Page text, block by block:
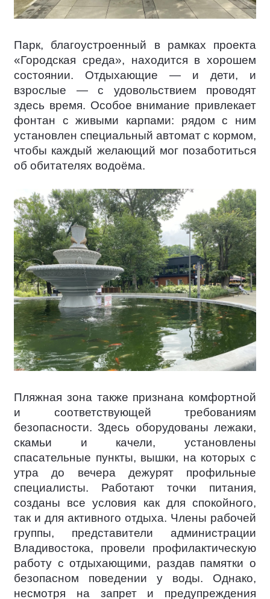
Парк, благоустроенный в рамках проекта
«Городская среда», находится в хорошем
состоянии. Отдыхающие — и дети, и
взрослые — с удовольствием проводят
здесь время. Особое внимание привлекает
фонтан с живыми карпами: рядом с ним
установлен специальный автомат с кормом,
чтобы каждый желающий мог позаботиться
об обитателях водоёма.
Пляжная зона также признана комфортной
и соответствующей требованиям
безопасности. Здесь оборудованы лежаки,
скамьи и качели, установлены
спасательные пункты, вышки, на которых с
утра до вечера дежурят профильные
специалисты. Работают точки питания,
созданы все условия как для спокойного,
так и для активного отдыха. Члены рабочей
группы, представители администрации
Владивостока, провели профилактическую
работу с отдыхающими, раздав памятки о
безопасном поведении у воды. Однако,
несмотря на запрет и предупреждения